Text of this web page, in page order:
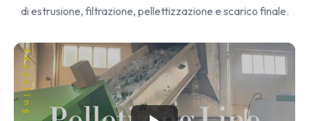
di estrusione, filtrazione, pellettizzazione e scarico finale.